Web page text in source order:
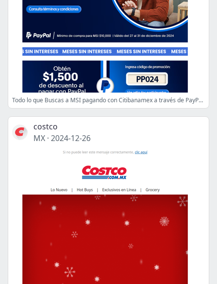
Todo lo que Buscas a MSI pagando con Citibanamex a través de PayPal 💳
costco
MX · 2024-12-26